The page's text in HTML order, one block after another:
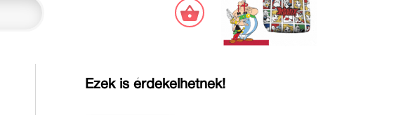
Ezek is érdekelhetnek!